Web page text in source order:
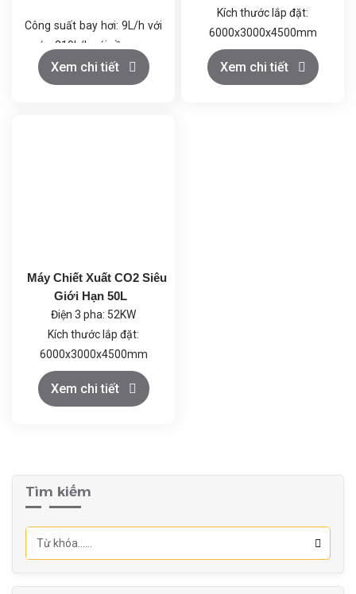
Công suất bay hơi: 9L/h với
nước, 219L/h với cồn.
Chân không tối đa: 399.9
Pa (dưới 3mmHg), giúp quá
hoạt động ổn định và an
Xem chi tiết
Kích thước lắp đặt:
6000x3000x4500mm
Khí CO2: Loại thực phẩm
≥99.5%, trọng lượng bình
Xem chi tiết
Máy Chiết Xuất CO2 Siêu
Giới Hạn 50L
Điện 3 pha: 52KW
Kích thước lắp đặt:
6000x3000x4500mm
Khí CO2: Loại thực phẩm
≥99.5%, trọng lượng bình
Xem chi tiết
Tìm kiếm